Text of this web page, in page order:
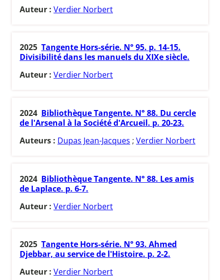
Auteur : Verdier Norbert
2025 Tangente Hors-série. N° 95. p. 14-15.
Divisibilité dans les manuels du XIXe siècle.
Auteur : Verdier Norbert
2024 Bibliothèque Tangente. N° 88. Du cercle
de l'Arsenal à la Société d'Arcueil. p. 20-23.
Auteurs : Dupas Jean-Jacques ; Verdier Norbert
2024 Bibliothèque Tangente. N° 88. Les amis
de Laplace. p. 6-7.
Auteur : Verdier Norbert
2025 Tangente Hors-série. N° 93. Ahmed
Djebbar, au service de l'Histoire. p. 2-2.
Auteur : Verdier Norbert